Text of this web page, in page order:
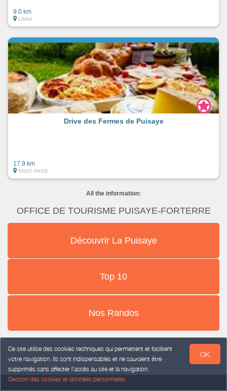
Ce site utilise des cookies techniques qui permettent et facilitent
votre navigation. Ils sont indispensables et ne sauraient être
supprimés sans affecter l’accès au site et la navigation.
Gestion des cookies et données personnelles
OK
9.0 km
LAVAU
Drive des Fermes de Puisaye
17.9 km
SAINT-PRIVE
All the information:
OFFICE DE TOURISME PUISAYE-FORTERRE
Découvrir La Puisaye
Top 10
Nos Randos